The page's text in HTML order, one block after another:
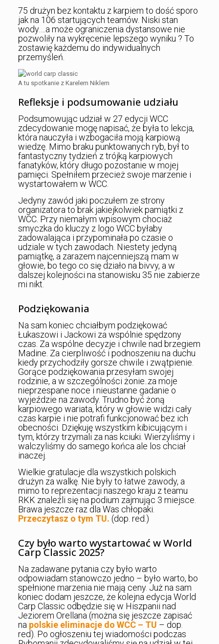
75 drużyn bez kontaktu z karpiem to dość sporo
jak na 106 startujących teamów. Niski stan
wody….a może ograniczenia dystansowe nie
pozwoliły na wykręcenie lepszego wyniku ? To
zostawię każdemu do indywidualnych
przemyśleń.
A tu spotkanie z Karelem Niklem
Refleksje i podsumowanie udziału
Podsumowując udział w 27 edycji WCC
zdecydowanie mogę napisać, że była to lekcja,
która nauczyła i wzbogaciła moją karpiową
wiedzę. Mimo braku punktowanych ryb, był to
fantastyczny tydzień z trójką karpiowych
fanatyków, który długo pozostanie w mojej
pamięci. Spełniłem przecież swoje marzenie i
wystartowałem w WCC.
Jedyny zawód jaki poczułem ze strony
organizatora to brak jakiejkolwiek pamiątki z
WCC. Przy niemałym wpisowym chociaż
smyczka do kluczy z logo WCC byłaby
zadowalająca i przypominała po czasie o
udziale w tych zawodach. Niestety jedyną
pamiątkę, a zarazem najcenniejszą mam w
głowie, bo tego co się działo na bivvy, a w
dalszej kolejności na stanowisku 35 nie zabierze
mi nikt.
Podziękowania
Na sam koniec chciałbym podziękować
Łukaszowi i Jackowi za wspólnie spędzony
czas. Za wspólne decyzje i chwile nad brzegiem
Madine. Za cierpliwość i podnoszeniu na duchu
kiedy przychodziły gorsze chwile i zwątpienie.
Gorące podziękowania przesyłam swojej
rodzinie, a w szczególności żonie..za moje
nieprzespane noce i nieustanne gadanie o
wyjeździe na zawody. Trudno być żoną
karpiowego wariata, który w głowie widzi cały
czas karpie i nie potrafi funkcjonować bez ich
obecności. Dziękuję wszystkim kibicującym i
tym, którzy trzymali za nas kciuki. Wierzyliśmy i
walczyliśmy do samego końca ale los chciał
inaczej.
Wielkie gratulacje dla wszystkich polskich
drużyn za walkę. Nie były to łatwe zawody, a
mimo to reprezentacji naszego kraju z teamu
RKK znaleźli się na podium zajmując 3 miejsce.
Brawa jeszcze raz dla Was chłopaki.
Przeczytasz o tym TU. (dop. red.)
Czy było warto wystartować w World
Carp Classic 2025?
Na zadawane pytania czy było warto
odpowiadam stanowczo jedno – było warto, bo
spełnione marzenia nie mają ceny. Już na sam
koniec dodam jeszcze, że kolejna edycja World
Carp Classic odbędzie się w Hiszpanii nad
Jeziorem Orellana (można się jeszcze zapisać
na polskie eliminacje do WCC – TU – dop.
red). Po ogłoszeniu tej wiadomości podczas